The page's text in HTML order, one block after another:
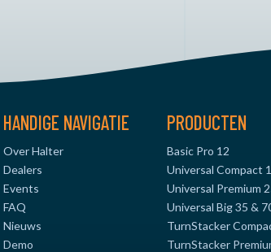
HANDIGE NAVIGATIE
Over Halter
Dealers
Events
FAQ
Nieuws
Demo
PRODUCTEN
Basic Pro 12
Universal Compact
Universal Premium
Universal Big 35 &
TurnStacker
TurnStacker